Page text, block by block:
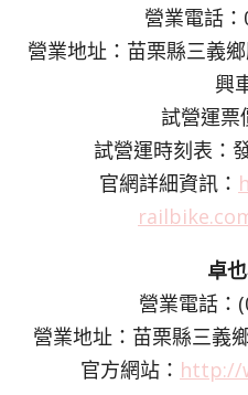
營業電話
營業地址：苗栗縣三義
興
試營運票
試營運時刻表：
官網詳細資訊：
卓
營業電話：
營業地址：苗栗縣三義
官方網站： http://